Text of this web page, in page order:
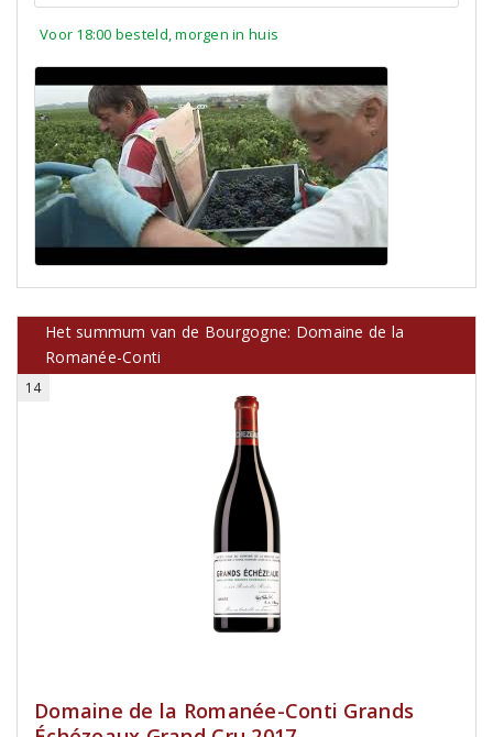
Voor 18:00 besteld, morgen in huis
Het summum van de Bourgogne: Domaine de la
Romanée-Conti
14
Domaine de la Romanée-Conti Grands